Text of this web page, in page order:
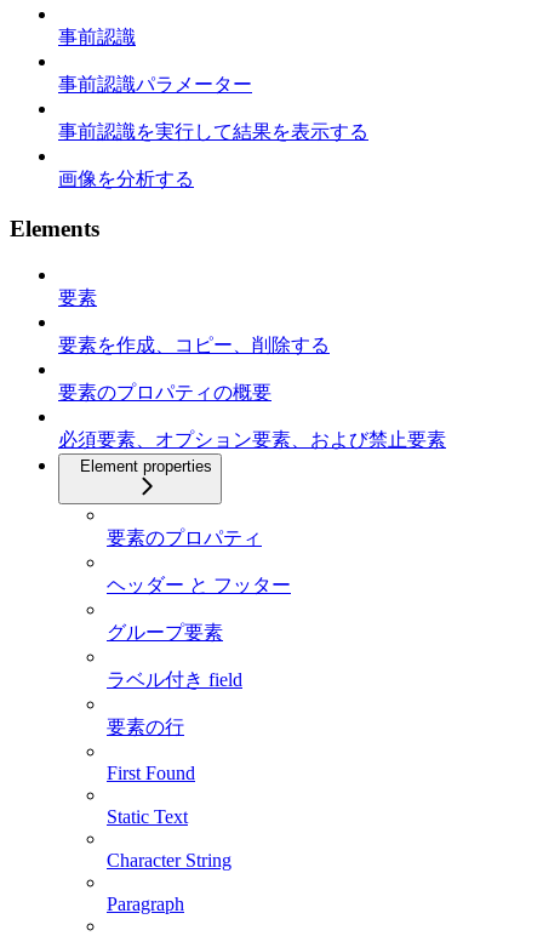
事前認識
事前認識パラメーター
事前認識を実行して結果を表示する
画像を分析する
Elements
要素
要素を作成、コピー、削除する
要素のプロパティの概要
必須要素、オプション要素、および禁止要素
Element properties
要素のプロパティ
ヘッダー と フッター
グループ要素
ラベル付き field
要素の行
First Found
Static Text
Character String
Paragraph